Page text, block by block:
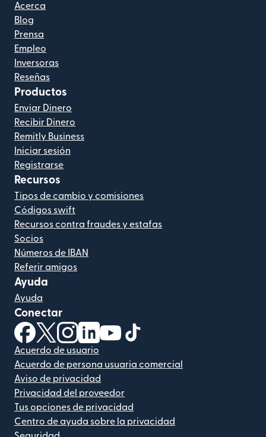
Acerca
Blog
Prensa
Empleo
Inversoras
Reseñas
Productos
Enviar Dinero
Recibir Dinero
Remitly Business
Iniciar sesión
Registrarse
Recursos
Tipos de cambio y comisiones
Códigos swift
Recursos contra fraudes y estafas
Socios
Números de IBAN
Referir amigos
Ayuda
Ayuda
Conectar
(se abre en una ventana nueva)
(se abre en una ventana nueva)
(se abre en una ventana nueva)
(se abre en una ventana nueva)
(se abre en una ventana nueva)
Acuerdo de usuario
Acuerdo de persona usuaria comercial
Aviso de privacidad
Privacidad del proveedor
Tus opciones de privacidad
Centro de ayuda sobre la privacidad